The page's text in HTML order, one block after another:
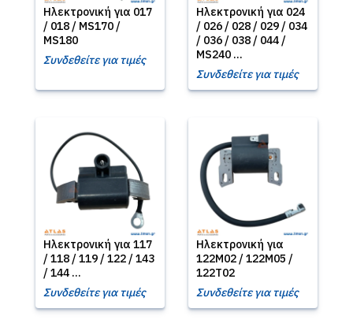
Ηλεκτρονική για 017
/ 018 / MS170 /
MS180
Συνδεθείτε για τιμές
Ηλεκτρονική για 024
/ 026 / 028 / 029 / 034
/ 036 / 038 / 044 /
MS240 ...
Συνδεθείτε για τιμές
Ηλεκτρονική για 117
/ 118 / 119 / 122 / 143
/ 144 ...
Συνδεθείτε για τιμές
Ηλεκτρονική για
122M02 / 122M05 /
122T02
Συνδεθείτε για τιμές